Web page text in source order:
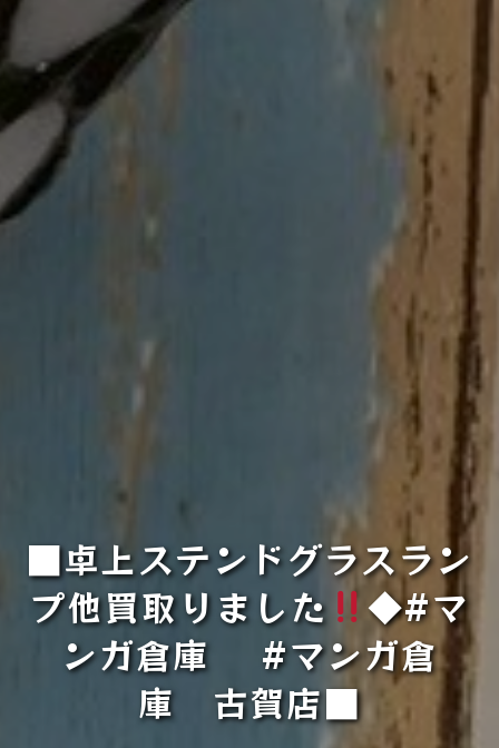
■卓上ステンドグラスラン
プ他買取りました
◆#マ
ンガ倉庫 #マンガ倉
庫 古賀店■